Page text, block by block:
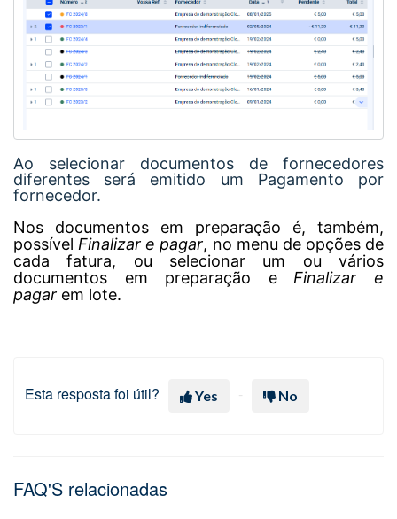
Ao selecionar documentos de fornecedores
diferentes será emitido um Pagamento por
fornecedor.
Nos documentos em preparação é, também,
possível Finalizar e pagar, no menu de opções de
cada fatura, ou selecionar um ou vários
documentos em preparação e
Finalizar e
pagar em lote.
Esta resposta foi útil? Yes No
FAQ'S relacionadas